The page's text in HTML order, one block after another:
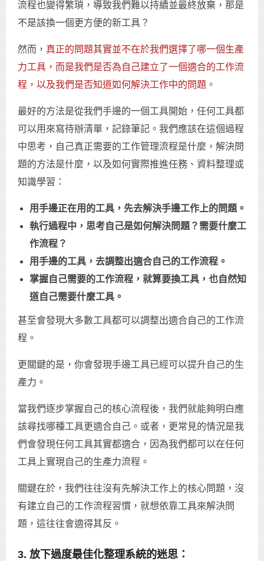
流程也變得繁瑣，導致我們難以持續並最終放棄，那是
不是該換一個更方便的新工具？
然而， 真正的問題其實並不在於我們選擇了哪一個生產
力工具，而是我們是否為自己建立了一個適合的工作流
程，以及我們是否知道如何解決工作中的問題。
最好的方法是從我們手邊的一個工具開始，任何工具都
可以用來寫待辦清單，記錄筆記。我們應該在這個過程
中思考，自己真正需要的工作管理流程是什麼，解決問
題的方法是什麼，以及如何實際推進任務、資料整理或
知識學習：
用手邊正在用的工具，先去解決手邊工作上的問題。
執行過程中，思考自己是如何解決問題？需要什麼工
作流程？
用手邊的工具，去調整出適合自己的工作流程。
掌握自己需要的工作流程，就算要換工具，也自然知
道自己需要什麼工具。
甚至會發現大多數工具都可以調整出適合自己的工作流
程。
更關鍵的是，你會發現手邊工具已經可以提升自己的生
產力。
當我們逐步掌握自己的核心流程後，我們就能夠明白應
該尋找哪種工具更適合自己。或者，更常見的情況是我
們會發現任何工具其實都適合，因為我們都可以在任何
工具上實現自己的生產力流程。
關鍵在於，我們往往沒有先解決工作上的核心問題，沒
有建立自己的工作流程習慣，就想依靠工具來解決問
題，這往往會適得其反。
3. 放下過度最佳化整理系統的迷思：